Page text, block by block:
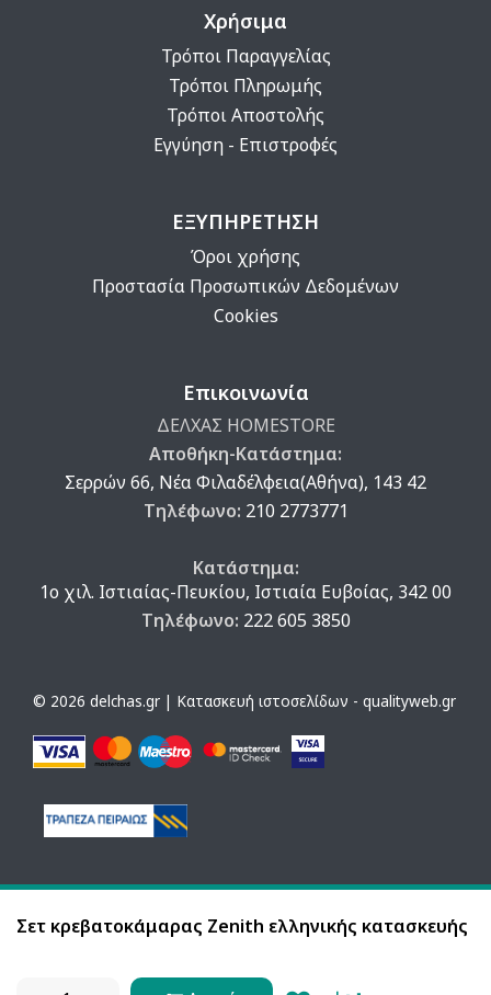
Σετ κρεβατοκάμαρας Zenith ελληνικής κατασκευής
Χρήσιμα
Τρόποι Παραγγελίας
Τρόποι Πληρωμής
Τρόποι Αποστολής
Εγγύηση - Επιστροφές
ΕΞΥΠΗΡΕΤΗΣΗ
Όροι χρήσης
Προστασία Προσωπικών Δεδομένων
Cookies
Επικοινωνία
ΔΕΛΧΑΣ HOMESTORE
Αποθήκη-Κατάστημα:
Σερρών 66, Νέα Φιλαδέλφεια(Αθήνα), 143 42
Τηλέφωνο: 210 2773771
Κατάστημα:
1ο χιλ. Ιστιαίας-Πευκίου, Ιστιαία Ευβοίας, 342 00
Τηλέφωνο: 222 605 3850
© 2026 delchas.gr | Κατασκευή ιστοσελίδων - qualityweb.gr
Η ιστοσελίδα χρησιμοποιεί cookies. Με τη